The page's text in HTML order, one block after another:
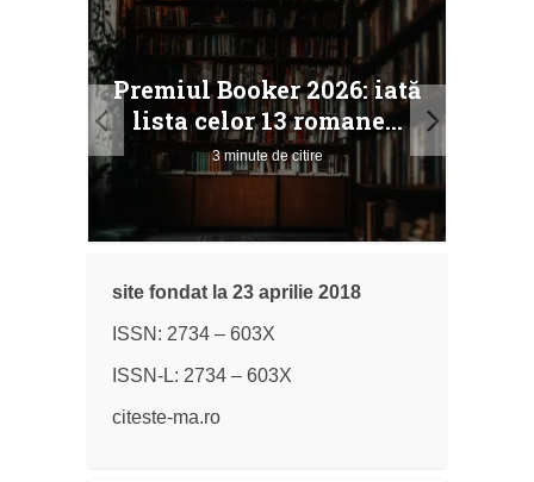
Premiul Booker 2026: iată
lista celor 13 romane...
3 minute de citire
site fondat la 23 aprilie 2018
ISSN: 2734 – 603X
ISSN-L: 2734 – 603X
citeste-ma.ro